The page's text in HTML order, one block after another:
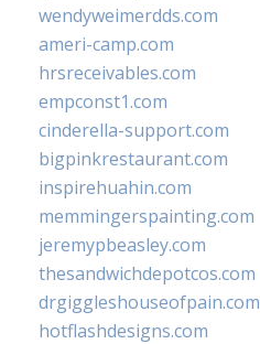
wendyweimerdds.com
ameri-camp.com
hrsreceivables.com
empconst1.com
cinderella-support.com
bigpinkrestaurant.com
inspirehuahin.com
memmingerspainting.com
jeremypbeasley.com
thesandwichdepotcos.com
drgiggleshouseofpain.com
hotflashdesigns.com